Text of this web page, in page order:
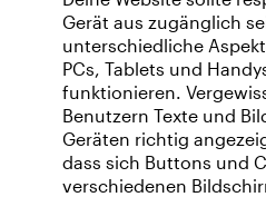
Gerät aus zugänglich
unterschiedliche
PCs, Tablets und
funktionieren.
Benutzern Texte und
Geräten richtig
dass sich Buttons und
verschiedenen